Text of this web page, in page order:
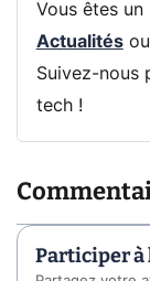
Vous êtes
Actualitésou
Suivez-nous
tech !
Participer à